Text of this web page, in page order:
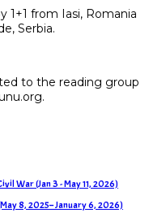
1+1 from Iasi, Romania
Serbia.
to the reading group
War (Jan 3 - May 11, 2026)
8, 2025– January 6, 2026)